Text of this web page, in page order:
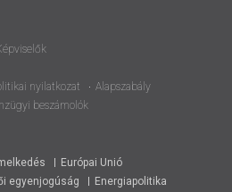
nyilatkozat
Alapszabály
beszámolók
Európai Unió
egyenjogúság
Energiapolitika